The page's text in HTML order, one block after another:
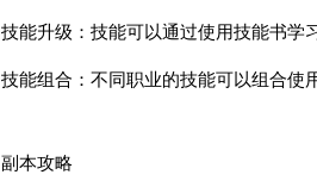
技能升级：技能可以通过使用技能书学
技能组合：不同职业的技能可以组合使
副本攻略